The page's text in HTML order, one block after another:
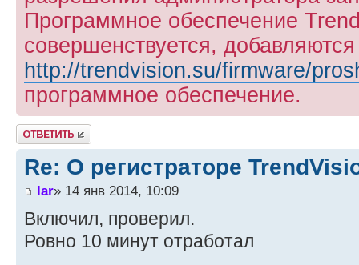
Программное обеспечение
совершенствуется,
http://trendvision.su/firmware/
программное обеспечение.
Ответить
Re: О регистраторе
lar» 14 янв 2014, 10:09
Включил, проверил.
Ровно 10 минут отработал